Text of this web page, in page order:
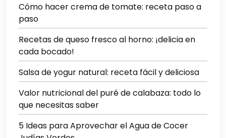
Cómo hacer crema de tomate: receta paso a
paso
Recetas de queso fresco al horno: ¡delicia en
cada bocado!
Salsa de yogur natural: receta fácil y deliciosa
Valor nutricional del puré de calabaza: todo lo
que necesitas saber
5 Ideas para Aprovechar el Agua de Cocer